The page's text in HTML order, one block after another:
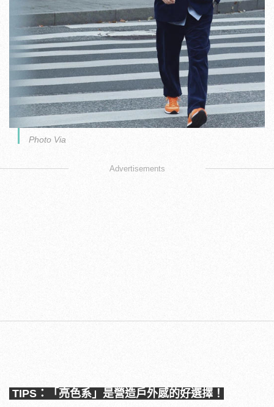
Photo Via
Advertisements
TIPS：「亮色系」是營造戶外感的好選擇！